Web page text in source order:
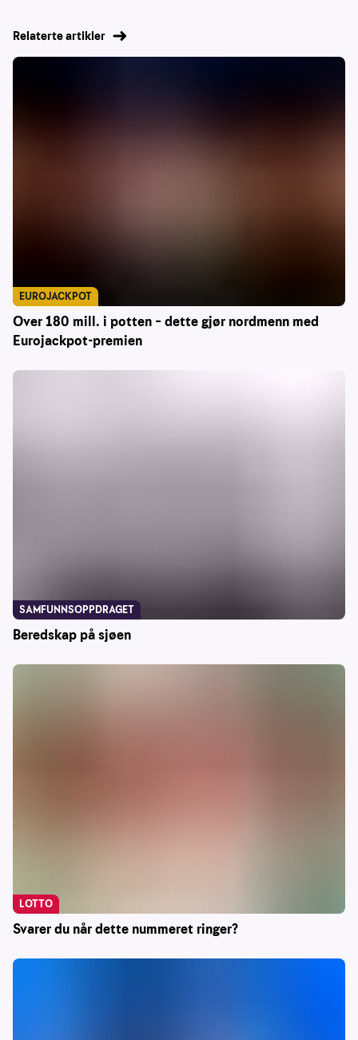
Relaterte artikler
Over 180 mill. i potten – dette gjør nordmenn med
Eurojackpot-premien
EUROJACKPOT
Beredskap på sjøen
SAMFUNNSOPPDRAGET
Svarer du når dette nummeret ringer?
LOTTO